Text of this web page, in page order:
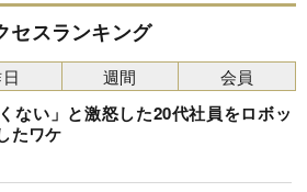
セスランキング
ない」と激怒した20代社員をロボッ
たワケ
週間 会員